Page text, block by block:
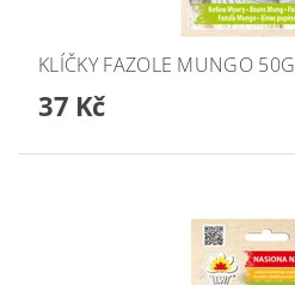
KLÍČKY FAZOLE MUNGO 50G
37 Kč